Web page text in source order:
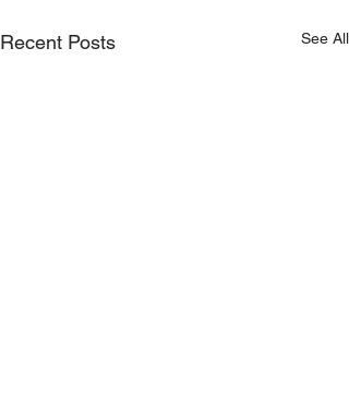
Recent Posts See All